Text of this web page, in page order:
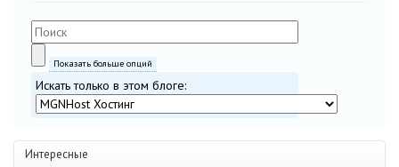
Показать больше опций
Искать только в этом блоге:
Интересные